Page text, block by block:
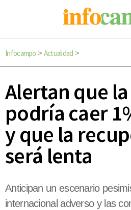
Infocampo > Actualidad >
Alertan que
podría caer
y que la
será lenta
Anticipan un escenario
internacional adverso y las